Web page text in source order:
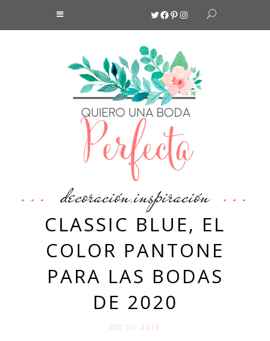
Twitter
Facebook
Pinterest
Instagram
decoración,inspiración
CLASSIC BLUE, EL
COLOR PANTONE
PARA LAS BODAS
DE 2020
DIC 10. 2019